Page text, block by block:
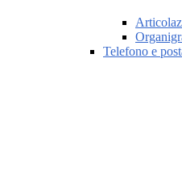
Telefono e